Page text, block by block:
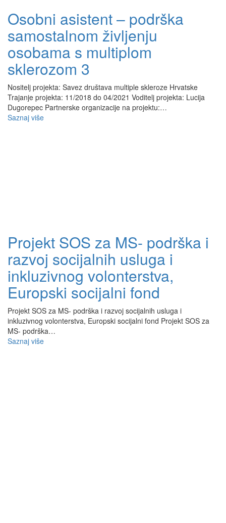
Osobni asistent – podrška
samostalnom življenju
osobama s multiplom
sklerozom 3
Nositelj projekta: Savez društava multiple skleroze Hrvatske
Trajanje projekta: 11/2018 do 04/2021 Voditelj projekta: Lucija
Dugorepec Partnerske organizacije na projektu:…
Saznaj više
Projekt SOS za MS- podrška i
razvoj socijalnih usluga i
inkluzivnog volonterstva,
Europski socijalni fond
Projekt SOS za MS- podrška i razvoj socijalnih usluga i
inkluzivnog volonterstva, Europski socijalni fond Projekt SOS za
MS- podrška…
Saznaj više